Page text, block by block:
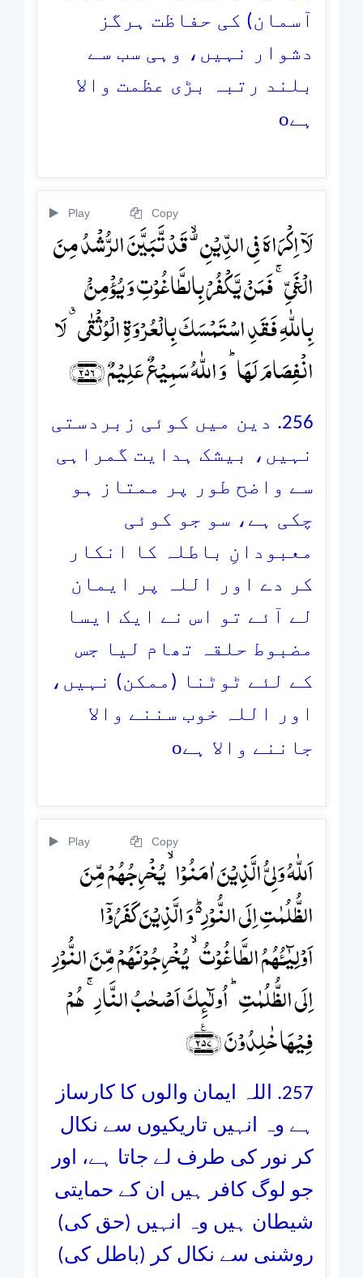
آسمان) کی حفاظت ہرگز
دشوار نہیں، وہی سب سے
بلند رتبہ بڑی عظمت والا
ہےo
Play Copy
لَاۤ اِکۡرَاہَ فِی الدِّیۡنِ ۟ۙ قَدۡ تَّبَیَّنَ الرُّشۡدُ مِنَ
الۡغَیِّ ۚ فَمَنۡ یَّکۡفُرۡ بِالطَّاغُوۡتِ وَ یُؤۡمِنۡۢ
بِاللّٰہِ فَقَدِ اسۡتَمۡسَکَ بِالۡعُرۡوَۃِ الۡوُثۡقٰی ٭ لَا
انۡفِصَامَ لَہَا ؕ وَ اللّٰہُ سَمِیۡعٌ عَلِیۡمٌ ﴿۲۵۶﴾
256. دین میں کوئی زبردستی
نہیں، بیشک ہدایت گمراہی
سے واضح طور پر ممتاز ہو
چکی ہے، سو جو کوئی
معبودانِ باطلہ کا انکار
کر دے اور اللہ پر ایمان
لے آئے تو اس نے ایک ایسا
مضبوط حلقہ تھام لیا جس
کے لئے ٹوٹنا (ممکن) نہیں،
اور اللہ خوب سننے والا
جاننے والا ہےo
Play Copy
اَللّٰہُ وَلِیُّ الَّذِیۡنَ اٰمَنُوۡا ۙ یُخۡرِجُہُمۡ مِّنَ
الظُّلُمٰتِ اِلَی النُّوۡرِ۬ؕ وَ الَّذِیۡنَ کَفَرُوۡۤا
اَوۡلِیٰٓـُٔہُمُ الطَّاغُوۡتُ ۙ یُخۡرِجُوۡنَہُمۡ مِّنَ النُّوۡرِ
اِلَی الظُّلُمٰتِ ؕ اُولٰٓئِکَ اَصۡحٰبُ النَّارِ ۚ ہُمۡ
فِیۡہَا خٰلِدُوۡنَ ﴿۲۵۷﴾٪
257. اللہ ایمان والوں کا کارساز
ہے وہ انہیں تاریکیوں سے نکال
کر نور کی طرف لے جاتا ہے، اور
جو لوگ کافر ہیں ان کے حمایتی
شیطان ہیں وہ انہیں (حق کی)
روشنی سے نکال کر (باطل کی)